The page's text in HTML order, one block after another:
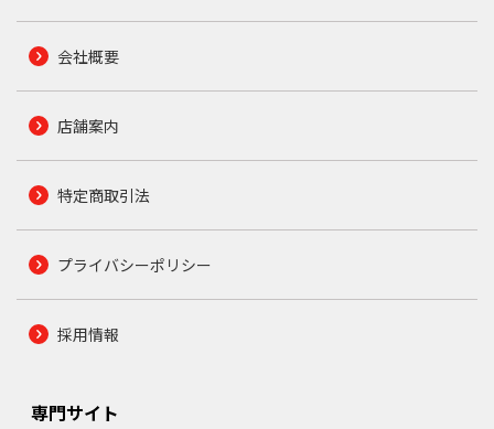
会社概要
店舗案内
特定商取引法
プライバシーポリシー
採用情報
専門サイト